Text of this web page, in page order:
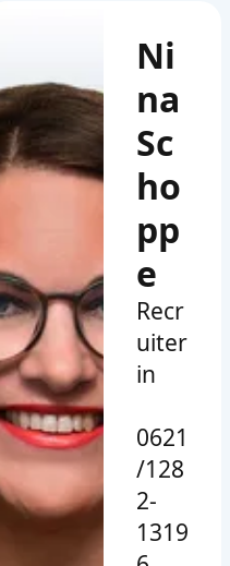
Ni
na
Sc
ho
pp
e
Recr
uiter
in
0621
/128
2-
1319